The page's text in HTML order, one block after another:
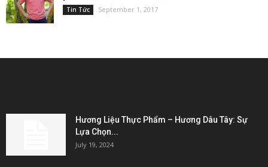
Tin Tức September 1, 2017
Hương Liệu Thực Phẩm – Hương Dâu Tây: Sự
Lựa Chọn...
July 19, 2024